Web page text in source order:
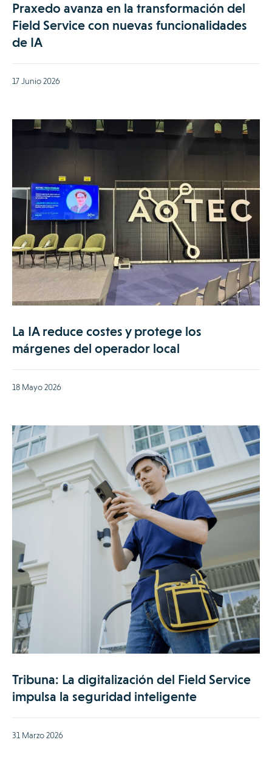
Praxedo avanza en la transformación del
Field Service con nuevas funcionalidades
de IA
17 Junio 2026
La IA reduce costes y protege los
márgenes del operador local
18 Mayo 2026
Tribuna: La digitalización del Field Service
impulsa la seguridad inteligente
31 Marzo 2026